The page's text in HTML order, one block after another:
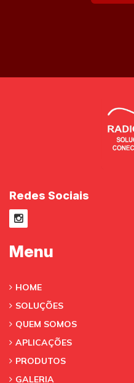
Redes Sociais
Menu
HOME
SOLUÇÕES
QUEM SOMOS
APLICAÇÕES
PRODUTOS
GALERIA